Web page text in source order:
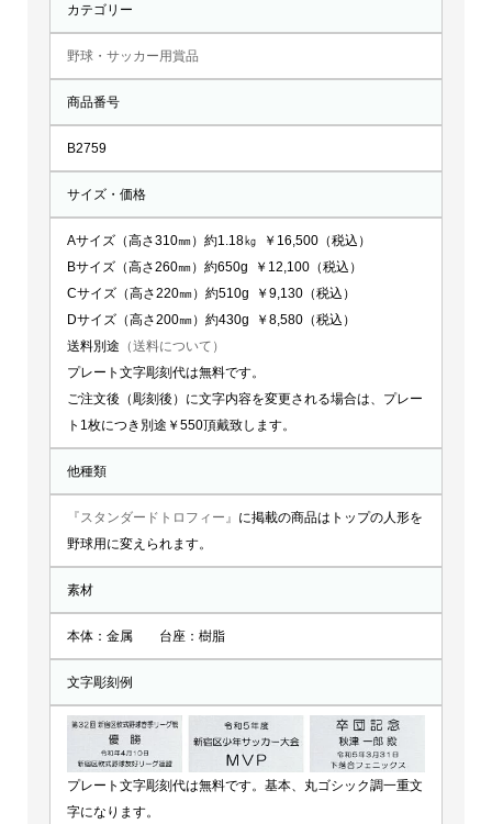
カテゴリー
野球・サッカー用賞品
商品番号
B2759
サイズ・価格
Aサイズ（高さ310㎜）約1.18㎏ ￥16,500（税込）
Bサイズ（高さ260㎜）約650g ￥12,100（税込）
Cサイズ（高さ220㎜）約510g ￥9,130（税込）
Dサイズ（高さ200㎜）約430g ￥8,580（税込）
送料別途 （送料について）
プレート文字彫刻代は無料です。
ご注文後（彫刻後）に文字内容を変更される場合は、プレー
ト1枚につき別途￥550頂戴致します。
他種類
『スタンダードトロフィー』 に掲載の商品はトップの人形を
野球用に変えられます。
素材
本体：金属 台座：樹脂
文字彫刻例
プレート文字彫刻代は無料です。基本、丸ゴシック調一重文
字になります。